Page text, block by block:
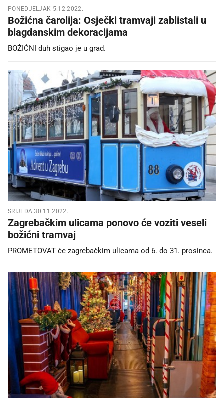
PONEDJELJAK 5.12.2022.
Božićna čarolija: Osječki tramvaji zablistali u
blagdanskim dekoracijama
BOŽIĆNI duh stigao je u grad.
SRIJEDA 30.11.2022.
Zagrebačkim ulicama ponovo će voziti veseli
božićni tramvaj
PROMETOVAT će zagrebačkim ulicama od 6. do 31. prosinca.